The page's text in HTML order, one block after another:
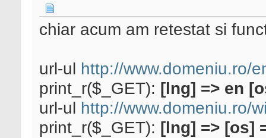
chiar acum am retestat si
url-ul http://www.domeniu.ro/
print_r($_GET): [lng] => en
url-ul http://www.domeniu.ro/
print_r($_GET): [lng] => [os]